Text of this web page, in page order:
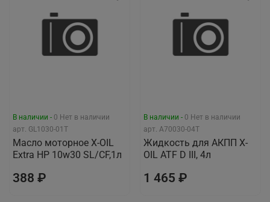
В наличии - 0 Нет в наличии
арт. GL1030-01T
Масло моторное X-OIL
Extra HP 10w30 SL/CF,1л
388 ₽
В наличии - 0 Нет в наличии
арт. A70030-04T
Жидкость для АКПП X-
OIL ATF D III, 4л
1 465 ₽